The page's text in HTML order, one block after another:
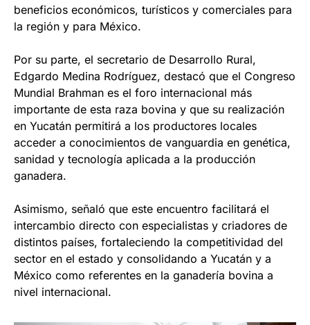
beneficios económicos, turísticos y comerciales para
la región y para México.
Por su parte, el secretario de Desarrollo Rural,
Edgardo Medina Rodríguez, destacó que el Congreso
Mundial Brahman es el foro internacional más
importante de esta raza bovina y que su realización
en Yucatán permitirá a los productores locales
acceder a conocimientos de vanguardia en genética,
sanidad y tecnología aplicada a la producción
ganadera.
Asimismo, señaló que este encuentro facilitará el
intercambio directo con especialistas y criadores de
distintos países, fortaleciendo la competitividad del
sector en el estado y consolidando a Yucatán y a
México como referentes en la ganadería bovina a
nivel internacional.